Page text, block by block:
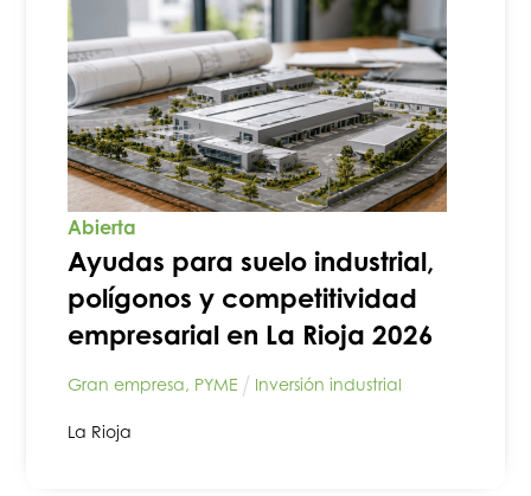
Abierta
Ayudas para suelo industrial,
polígonos y competitividad
empresarial en La Rioja 2026
Gran empresa, PYME Inversión industrial
La Rioja